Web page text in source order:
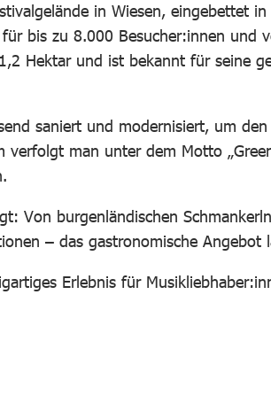
in Wiesen, eingebettet
bis zu 8.000 Besucher:innen und
Hektar und ist bekannt für seine
saniert und modernisiert, um
man unter dem Motto
Von burgenländischen
– das gastronomische Angebot
Erlebnis für